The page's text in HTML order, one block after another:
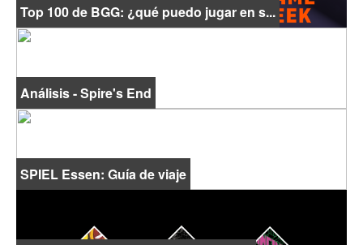
Top 100 de BGG: ¿qué puedo jugar en s...
Análisis - Spire's End
SPIEL Essen: Guía de viaje